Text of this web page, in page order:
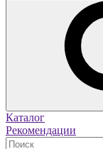
Каталог
Рекомендации